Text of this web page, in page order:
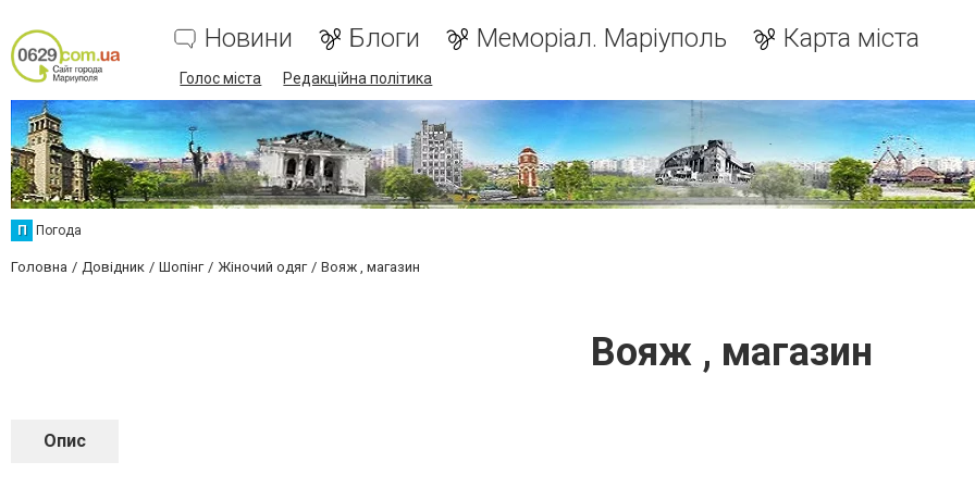
Новини Блоги Меморіал. Маріуполь Карта міста
Голос міста Редакційна політика
П Погода
Головна Довідник Шопінг Жіночий одяг Вояж , магазин
Вояж , магазин
Опис